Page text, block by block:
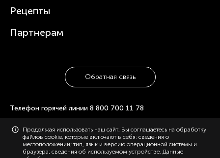
Посуда
Рецепты
Партнерам
Обратная связь
Телефон горячей линии 8 800 700 11 78
© 2006-2026 «Polaris». Все права защищены. Использование
материалов с сайта polaris.ru возможно только с разрешения
администрации, с указанием активной ссылки на сайт.
Конфиденциальность
Карта сайта
Продолжая использовать наш сайт, Вы соглашаетесь на обработку
файлов cookie, которые включают в себя: сведения о
местоположении; тип, язык и версию операционной системы и
браузера; сведения об используемом устройстве. Данные